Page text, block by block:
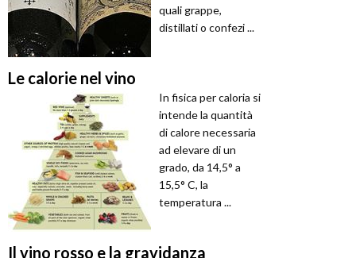
quali grappe,
distillati o confezi ...
Le calorie nel vino
In fisica per caloria si
intende la quantità
di calore necessaria
ad elevare di un
grado, da 14,5° a
15,5° C, la
temperatura ...
Il vino rosso e la gravidanza